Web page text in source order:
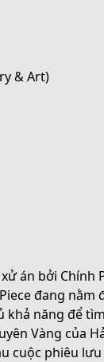
& Art)
án bởi Chính
đang nằm
năng để
Vàng của
cuộc phiêu